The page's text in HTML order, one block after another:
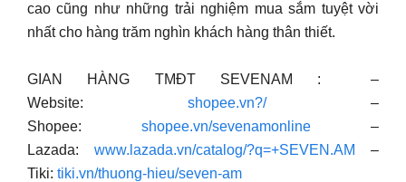
cao cũng như những trải nghiệm mua sắm tuyệt vời
nhất cho hàng trăm nghìn khách hàng thân thiết.
GIAN HÀNG TMĐT SEVENAM : –
Website: shopee.vn?/–
Shopee: shopee.vn/sevenamonline –
Lazada: www.lazada.vn/catalog/?q=+SEVEN.AM
–
Tiki: tiki.vn/thuong-hieu/seven-am